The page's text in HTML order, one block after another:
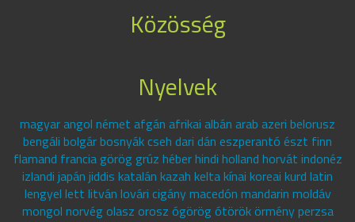
Közösség
Nyelvek
magyar angol német afgán afrikai albán arab azeri belorusz
bengáli bolgár bosnyák cseh dari dán eszperantó észt finn
flamand francia görög grúz héber hindi holland horvát indonéz
izlandi japán jiddis katalán kazah kelta kínai koreai kurd latin
lengyel lett litván lovári cigány macedón mandarin moldáv
mongol norvég olasz orosz ógörög ótörök örmény perzsa